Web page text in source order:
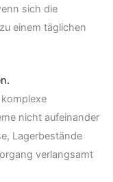
sich die
einem täglichen
nicht aufeinander
Lagerbestände
verlangsamt